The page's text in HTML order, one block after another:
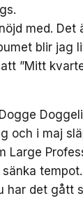
med.
blir jag
”Mitt
och i maj
har det gått